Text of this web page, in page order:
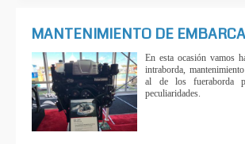
MANTENIMIENTO DE
En esta ocasión vamos
intraborda,
al de los fueraborda
peculiaridades.